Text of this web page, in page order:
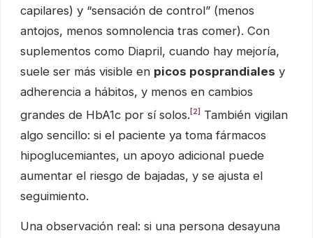
capilares) y “sensación de control” (menos
antojos, menos somnolencia tras comer). Con
suplementos como Diapril, cuando hay mejoría,
suele ser más visible en picos posprandiales y
adherencia a hábitos, y menos en cambios
grandes de HbA1c por sí solos. [2]
También vigilan
algo sencillo: si el paciente ya toma fármacos
hipoglucemiantes, un apoyo adicional puede
aumentar el riesgo de bajadas, y se ajusta el
seguimiento.
Una observación real: si una persona desayuna